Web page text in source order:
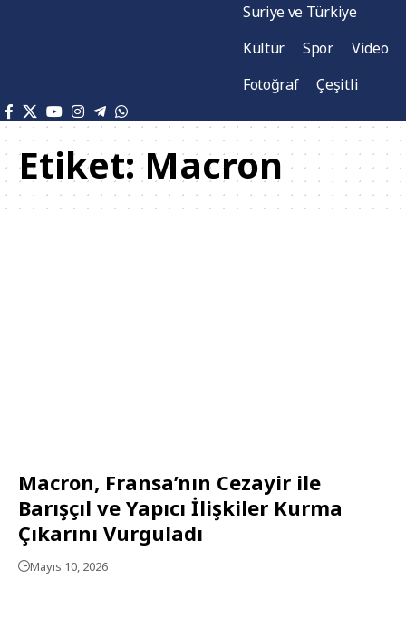
Suriye ve Türkiye
Kültür
Spor
Video
Fotoğraf
Çeşitli
Etiket:Macron
Macron, Fransa’nın Cezayir ile
Barışçıl ve Yapıcı İlişkiler Kurma
Çıkarını Vurguladı
Mayıs 10, 2026